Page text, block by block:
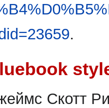
.
Скотт